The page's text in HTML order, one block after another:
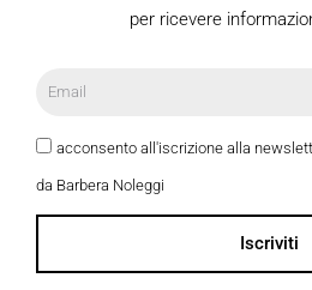
per ricevere
acconsento all'iscrizione alla
da Barbera Noleggi
Iscriviti